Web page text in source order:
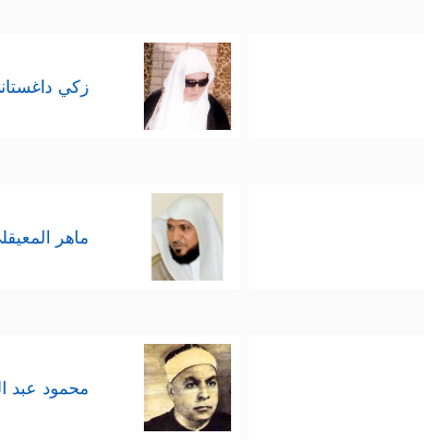
زكي
ماهر
محمود عبد